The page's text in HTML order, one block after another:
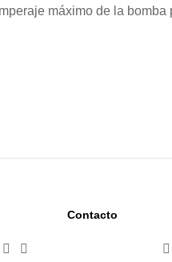
máximo de la
 
Contacto
